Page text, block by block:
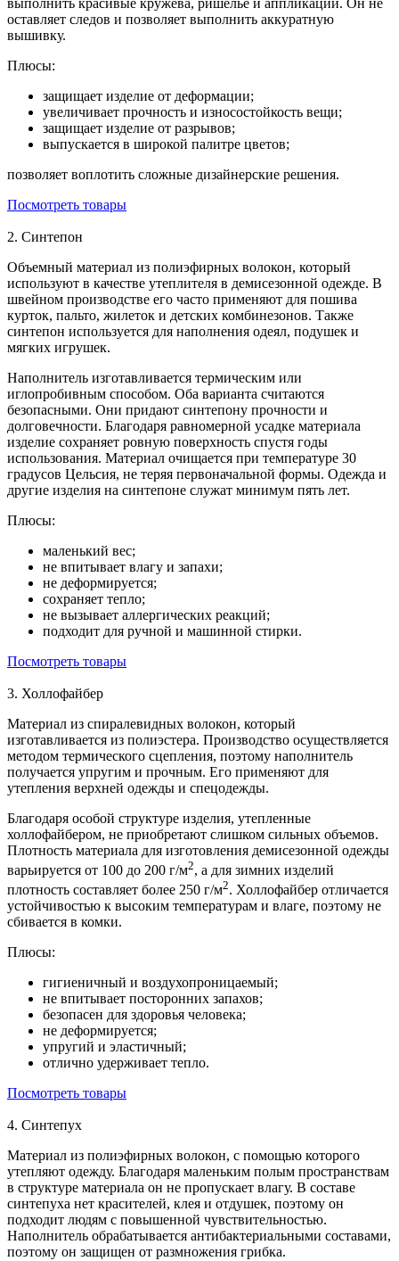
оставляет следов и позволяет выполнить аккуратную
вышивку.
Плюсы:
защищает изделие от деформации;
увеличивает прочность и износостойкость вещи;
защищает изделие от разрывов;
выпускается в широкой палитре цветов;
позволяет воплотить сложные дизайнерские решения.
Посмотреть товары
2. Синтепон
Объемный материал из полиэфирных волокон, который
используют в качестве утеплителя в демисезонной одежде. В
швейном производстве его часто применяют для пошива
курток, пальто, жилеток и детских комбинезонов. Также
синтепон используется для наполнения одеял, подушек и
мягких игрушек.
Наполнитель изготавливается термическим или
иглопробивным способом. Оба варианта считаются
безопасными. Они придают синтепону прочности и
долговечности. Благодаря равномерной усадке материала
изделие сохраняет ровную поверхность спустя годы
использования. Материал очищается при температуре 30
градусов Цельсия, не теряя первоначальной формы. Одежда и
другие изделия на синтепоне служат минимум пять лет.
Плюсы:
маленький вес;
не впитывает влагу и запахи;
не деформируется;
сохраняет тепло;
не вызывает аллергических реакций;
подходит для ручной и машинной стирки.
Посмотреть товары
3. Холлофайбер
Материал из спиралевидных волокон, который
изготавливается из полиэстера. Производство осуществляется
методом термического сцепления, поэтому наполнитель
получается упругим и прочным. Его применяют для
утепления верхней одежды и спецодежды.
Благодаря особой структуре изделия, утепленные
холлофайбером, не приобретают слишком сильных объемов.
Плотность материала для изготовления демисезонной одежды
варьируется от 100 до 200 г/м2, а для зимних изделий
плотность составляет более 250 г/м2. Холлофайбер отличается
устойчивостью к высоким температурам и влаге, поэтому не
сбивается в комки.
Плюсы:
гигиеничный и воздухопроницаемый;
не впитывает посторонних запахов;
безопасен для здоровья человека;
не деформируется;
упругий и эластичный;
отлично удерживает тепло.
Посмотреть товары
4. Синтепух
Материал из полиэфирных волокон, с помощью которого
утепляют одежду. Благодаря маленьким полым пространствам
в структуре материала он не пропускает влагу. В составе
синтепуха нет красителей, клея и отдушек, поэтому он
подходит людям с повышенной чувствительностью.
Наполнитель обрабатывается антибактериальными составами,
поэтому он защищен от размножения грибка.